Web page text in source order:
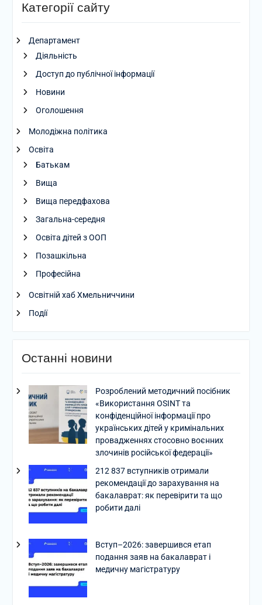
Категорії сайту
Департамент
Діяльність
Доступ до публічної інформації
Новини
Оголошення
Молодіжна політика
Освіта
Батькам
Вища
Вища передфахова
Загальна-середня
Освіта дітей з ООП
Позашкільна
Професійна
Освітній хаб Хмельниччини
Події
Останні новини
Розроблений методичний посібник
«Використання OSINT та
конфіденційної інформації про
українських дітей у кримінальних
провадженнях стосовно воєнних
злочинів російської федерації»
212 837 вступників отримали
рекомендації до зарахування на
бакалаврат: як перевірити та що
робити далі
Вступ–2026: завершився етап
подання заяв на бакалаврат і
медичну магістратуру